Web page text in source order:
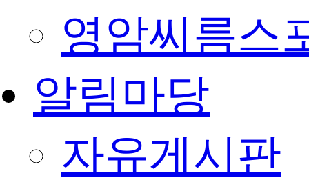
영암씨름스
알림마당
자유게시판